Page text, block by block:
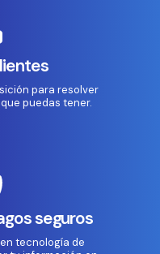
para resolver
puedas tener.
seguros
tecnología de